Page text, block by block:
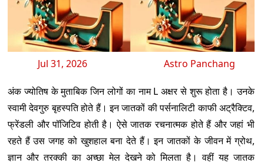
Jul 31, 2026 Astro Panchang
अंक ज्योतिष के मुताबिक जिन लोगों का नाम L अक्षर से शुरू होता है। उनके
स्वामी देवगुरु बृहस्पति होते हैं। इन जातकों की पर्सनालिटी काफी अट्रैक्टिव,
फ्रेंडली और पॉजिटिव होती है। ऐसे जातक रचनात्मक होते हैं और जहां भी
रहते हैं उस जगह को खुशहाल बना देते हैं। इन जातकों के जीवन में ग्रोथ,
ज्ञान और तरक्की का अच्छा मेल देखने को मिलता है। वहीं यह जातक